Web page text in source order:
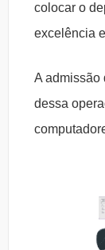
colocar o
excelência
A admissão
dessa